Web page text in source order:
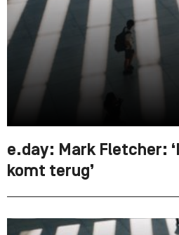
e.day: Mark Fletcher:
komt terug’